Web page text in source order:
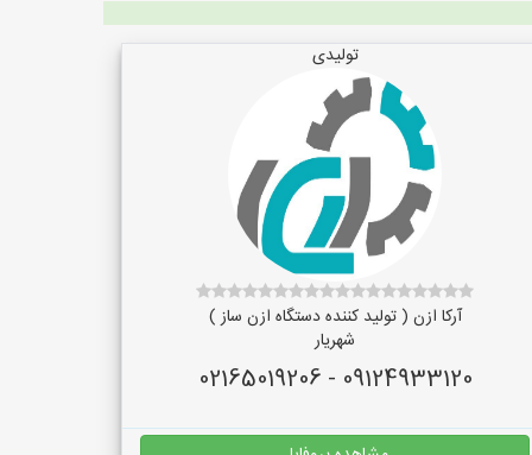
تولیدی
آرکا ازن ( تولید کننده دستگاه ازن ساز )
شهریار
09124933120 - 02165019206